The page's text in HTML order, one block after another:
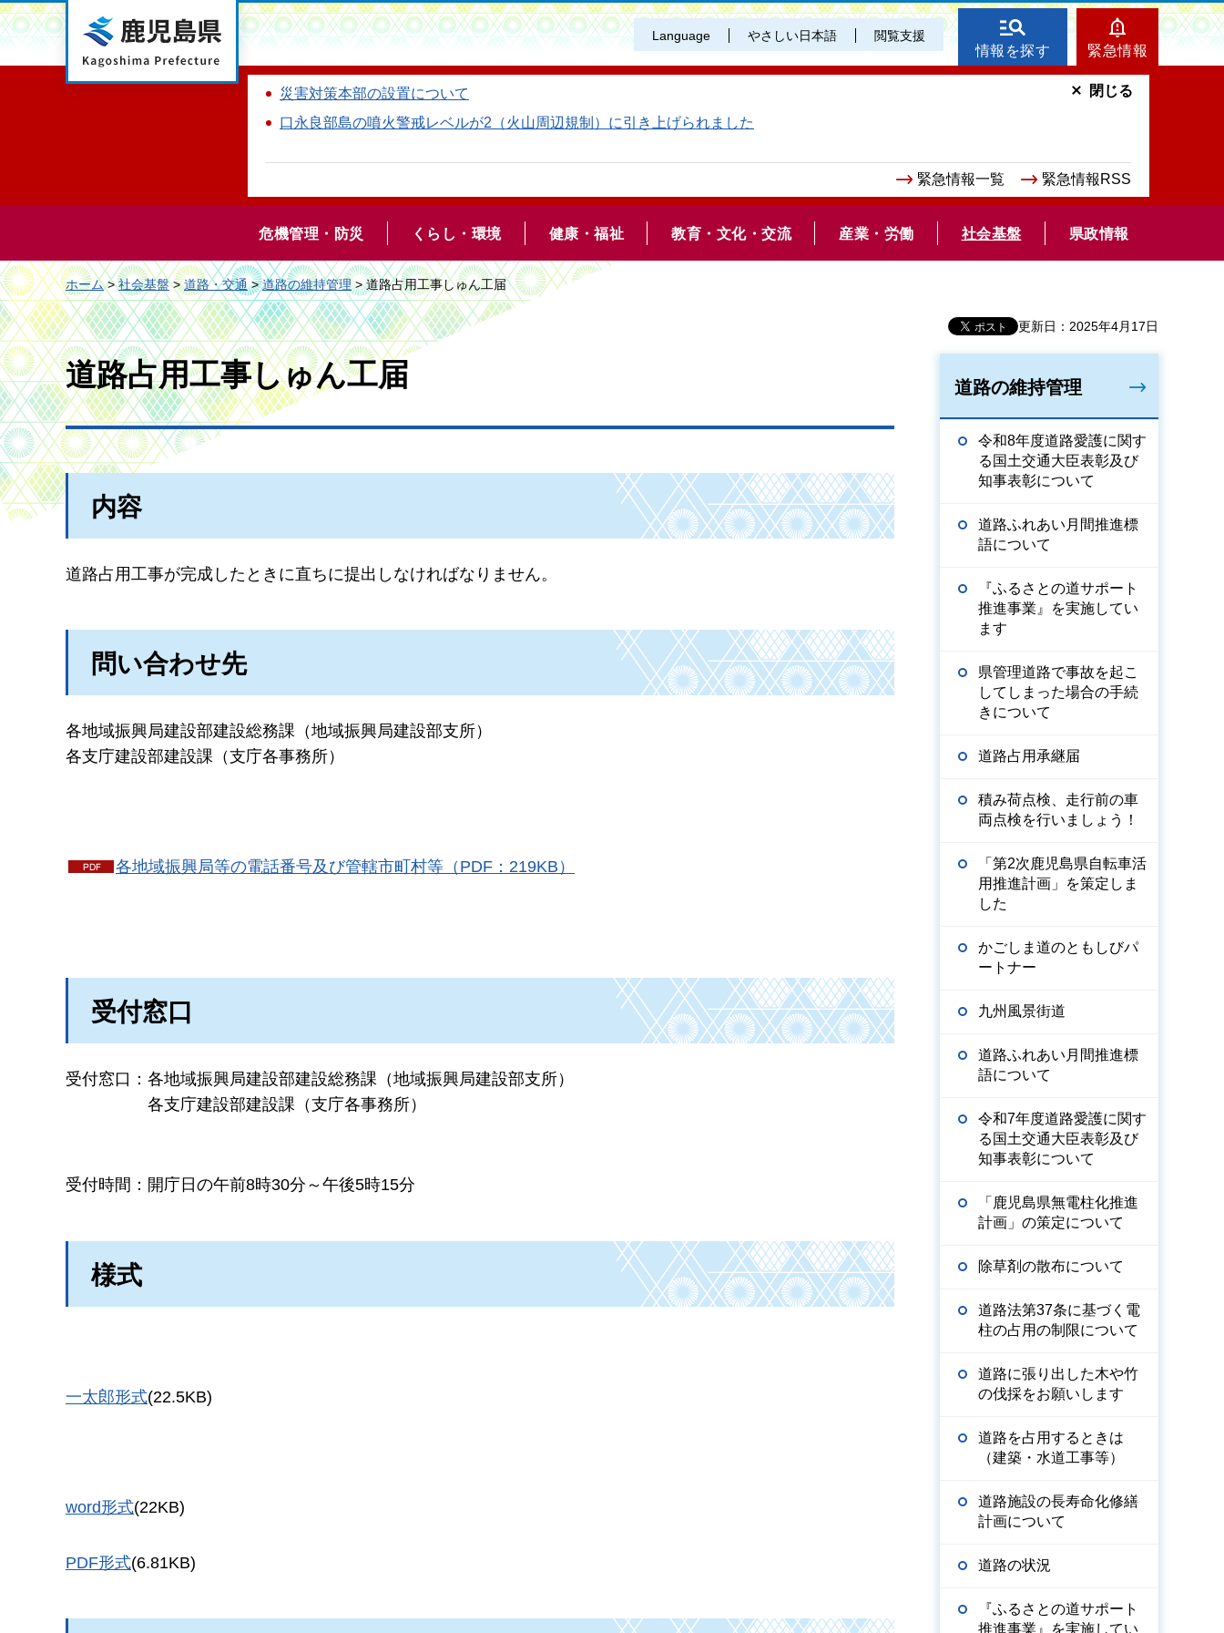
鹿児島県 Language やさしい日本語 閲覧支援
情報を探す 緊急情報
災害対策本部の設置について
口永良部島の噴火警戒レベルが2（火山周辺規制）に引き上げられました
緊急情報一覧 緊急情報RSS
閉じる
危機管理・防災 くらし・環境 健康・福祉 教育・文化・交流 産業・労働 社会基盤 県政情報
ホーム>社会基盤>道路・交通>道路の維持管理> 道路占用工事しゅん工届
更新日：2025年4月17日
道路占用工事しゅん工届
内容
道路占用工事が完成したときに直ちに提出しなければなりません。
問い合わせ先
各地域振興局建設部建設総務課（地域振興局建設部支所）
各支庁建設部建設課（支庁各事務所）
各地域振興局等の電話番号及び管轄市町村等（PDF：219KB）
受付窓口
受付窓口： 各地域振興局建設部建設総務課（地域振興局建設部支所）
各支庁建設部建設課（支庁各事務所）
受付時間： 開庁日の午前8時30分～午後5時15分
様式
一太郎形式(22.5KB)
word形式(22KB)
PDF形式(6.81KB)
道路の維持管理
令和8年度道路愛護に関す
る国土交通大臣表彰及び
知事表彰について
道路ふれあい月間推進標
語について
『ふるさとの道サポート
推進事業』を実施してい
ます
県管理道路で事故を起こ
してしまった場合の手続
きについて
道路占用承継届
積み荷点検、走行前の車
両点検を行いましょう！
「第2次鹿児島県自転車活
用推進計画」を策定しま
した
かごしま道のともしびパ
ートナー
九州風景街道
道路ふれあい月間推進標
語について
令和7年度道路愛護に関す
る国土交通大臣表彰及び
知事表彰について
「鹿児島県無電柱化推進
計画」の策定について
除草剤の散布について
道路法第37条に基づく電
柱の占用の制限について
道路に張り出した木や竹
の伐採をお願いします
道路を占用するときは
（建築・水道工事等）
道路施設の長寿命化修繕
計画について
道路の状況
『ふるさとの道サポート
推進事業』を実施してい